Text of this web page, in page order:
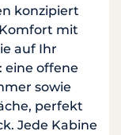
konzipiert
mit
auf Ihr
eine offene
sowie
perfekt
Jede Kabine